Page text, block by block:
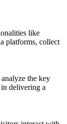
like
platforms, collect
the key
delivering a